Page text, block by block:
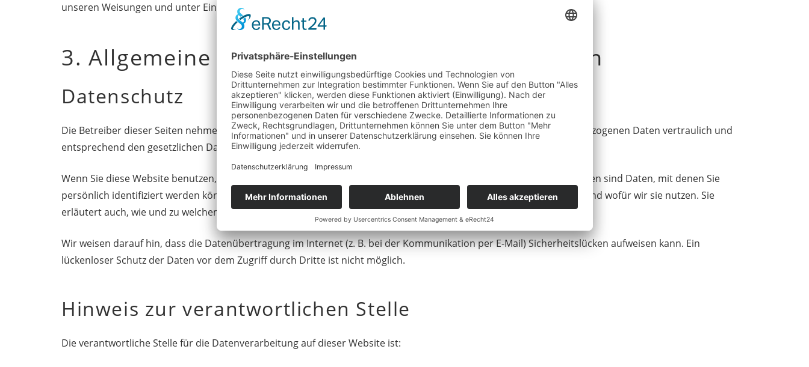
unseren Weisungen und unter Einhaltung der DSGVO verarbeitet.
3. Allgemeine Hinweise und Pflicht­informationen
Datenschutz
Die Betreiber dieser Seiten nehmen den Schutz Ihrer persönlichen Daten sehr ernst. Wir behandeln Ihre personenbezogenen Daten vertraulich und
entsprechend den gesetzlichen Datenschutzvorschriften sowie dieser Datenschutzerklärung.
Wenn Sie diese Website benutzen, werden verschiedene personenbezogene Daten erhoben. Personenbezogene Daten sind Daten, mit denen Sie
persönlich identifiziert werden können. Die vorliegende Datenschutzerklärung erläutert, welche Daten wir erheben und wofür wir sie nutzen. Sie
erläutert auch, wie und zu welchem Zweck das geschieht.
Wir weisen darauf hin, dass die Datenübertragung im Internet (z. B. bei der Kommunikation per E-Mail) Sicherheitslücken aufweisen kann. Ein
lückenloser Schutz der Daten vor dem Zugriff durch Dritte ist nicht möglich.
Hinweis zur verantwortlichen Stelle
Die verantwortliche Stelle für die Datenverarbeitung auf dieser Website ist: